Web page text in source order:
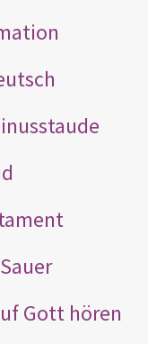
Sauer
Gott hören